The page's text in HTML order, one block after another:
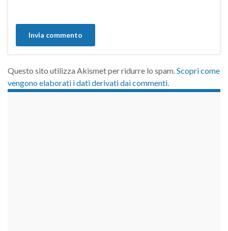
Questo sito utilizza Akismet per ridurre lo spam.Scopri come
vengono elaborati i dati derivati dai commenti.